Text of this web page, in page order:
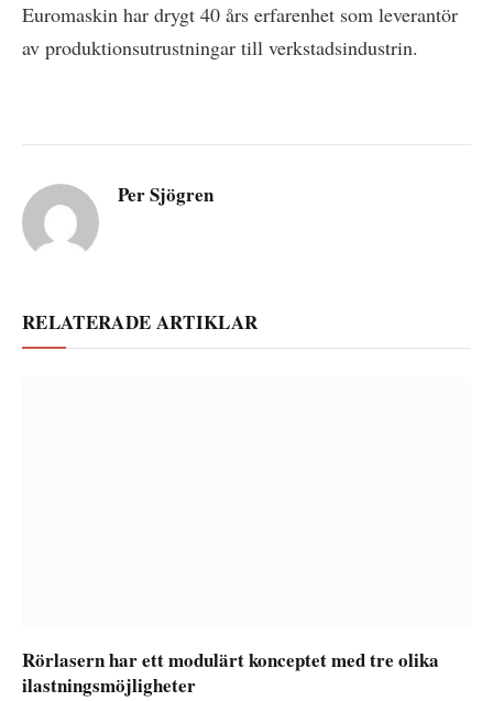
Euromaskin har drygt 40 års erfarenhet som leverantör
av produktionsutrustningar till verkstadsindustrin.
Per Sjögren
RELATERADE ARTIKLAR
Rörlasern har ett modulärt konceptet med tre olika
ilastningsmöjligheter